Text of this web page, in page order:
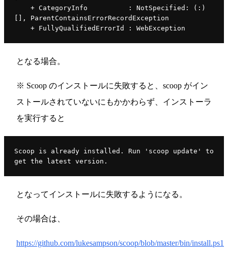
+ CategoryInfo          : NotSpecified: (:)
[], ParentContainsErrorRecordException
+ FullyQualifiedErrorId : WebException
となる場合。
※ Scoop のインストールに失敗すると、scoop がイン
ストールされていないにもかかわらず、インストーラ
を実行すると
Scoop is already installed. Run 'scoop update' to
get the latest version.
となってインストールに失敗するようになる。
その場合は、
https://github.com/lukesampson/scoop/blob/master/bin/install.ps1